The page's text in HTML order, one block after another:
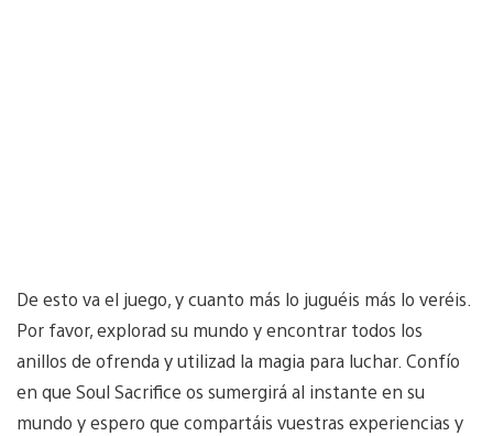
De esto va el juego, y cuanto más lo juguéis más lo veréis.
Por favor, explorad su mundo y encontrar todos los
anillos de ofrenda y utilizad la magia para luchar. Confío
en que Soul Sacrifice os sumergirá al instante en su
mundo y espero que compartáis vuestras experiencias y